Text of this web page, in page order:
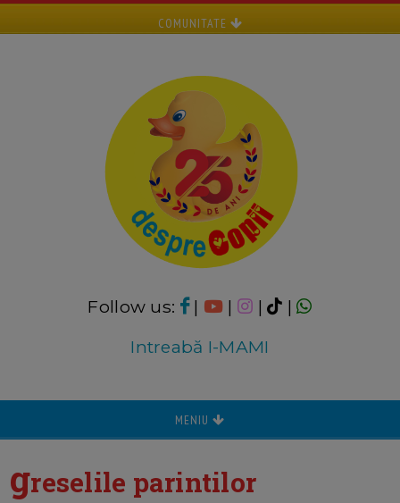
COMUNITATE
Follow us: | | |
|
Intreabă I-MAMI
MENIU
greselile parintilor